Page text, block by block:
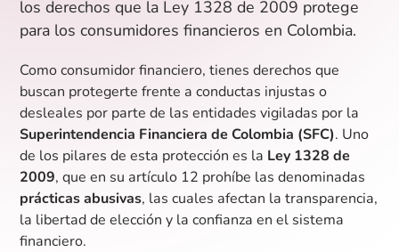
los derechos que la Ley 1328 de 2009 protege
para los consumidores financieros en Colombia.
Como consumidor financiero, tienes derechos que
buscan protegerte frente a conductas injustas o
desleales por parte de las entidades vigiladas por la
Superintendencia Financiera de Colombia (SFC). Uno
de los pilares de esta protección es la Ley 1328 de
2009, que en su artículo 12 prohíbe las denominadas
prácticas abusivas, las cuales afectan la transparencia,
la libertad de elección y la confianza en el sistema
financiero.